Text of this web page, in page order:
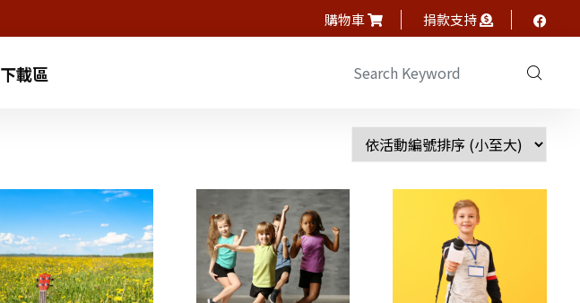
購物車 捐款支持
下載區